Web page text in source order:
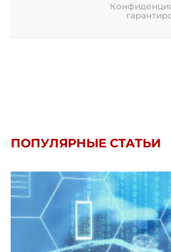
ПОПУЛЯРНЫЕ СТАТЬИ